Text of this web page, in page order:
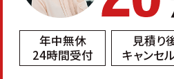
年中無休
24時間受付
見積り
キャンセ